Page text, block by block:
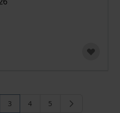
Sie lesen gerade die Seite
3 Seite
4 Seite
5